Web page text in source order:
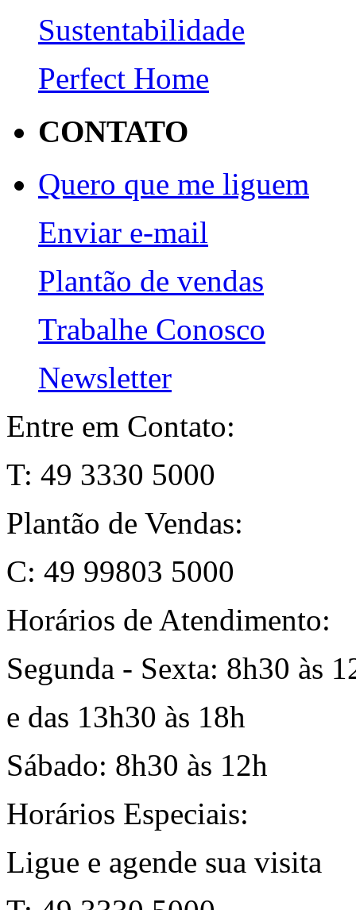
Sustentabilidade
Perfect Home
CONTATO
Quero que me liguem
Enviar e-mail
Plantão de vendas
Trabalhe Conosco
Newsletter
Entre em Contato:
T: 49 3330 5000
Plantão de Vendas:
C: 49 99803 5000
Horários de Atendimento:
Segunda - Sexta: 8h30 às
e das 13h30 às 18h
Sábado: 8h30 às 12h
Horários Especiais:
Ligue e agende sua visita